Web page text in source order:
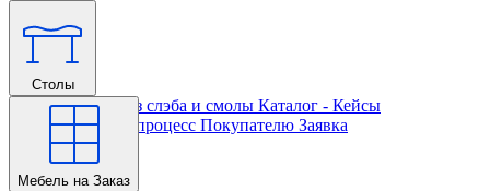
Столы
Главная Столы из слэба и смолы Каталог - Кейсы
Кастомизации и процесс Покупателю Заявка
Мебель на Заказ